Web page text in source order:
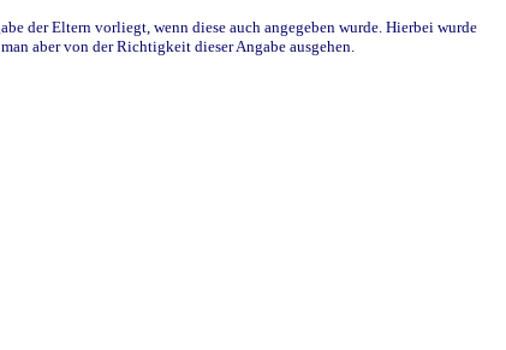
der Eltern vorliegt, wenn diese auch angegeben wurde. Hierbei wurde
aber von der Richtigkeit dieser Angabe ausgehen.